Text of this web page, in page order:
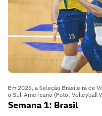
Em 2026, a Seleção Brasileira de
o Sul-Americano (Foto: Volleyball
Semana 1: Brasil